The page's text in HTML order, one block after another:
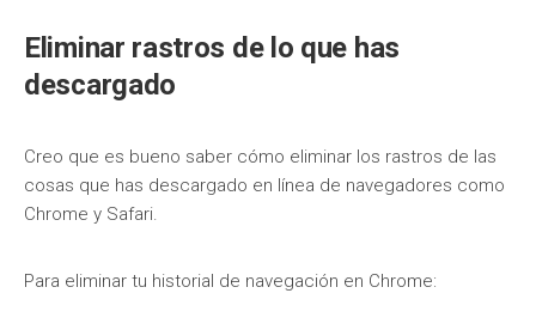
Eliminar rastros de lo que has
descargado
Creo que es bueno saber cómo eliminar los rastros de las
cosas que has descargado en línea de navegadores como
Chrome y Safari.
Para eliminar tu historial de navegación en Chrome: